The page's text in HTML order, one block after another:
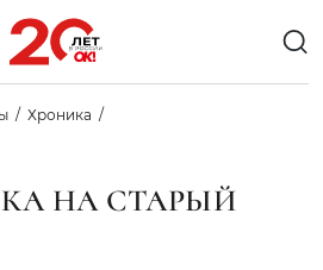
Хроника
НА СТАРЫЙ